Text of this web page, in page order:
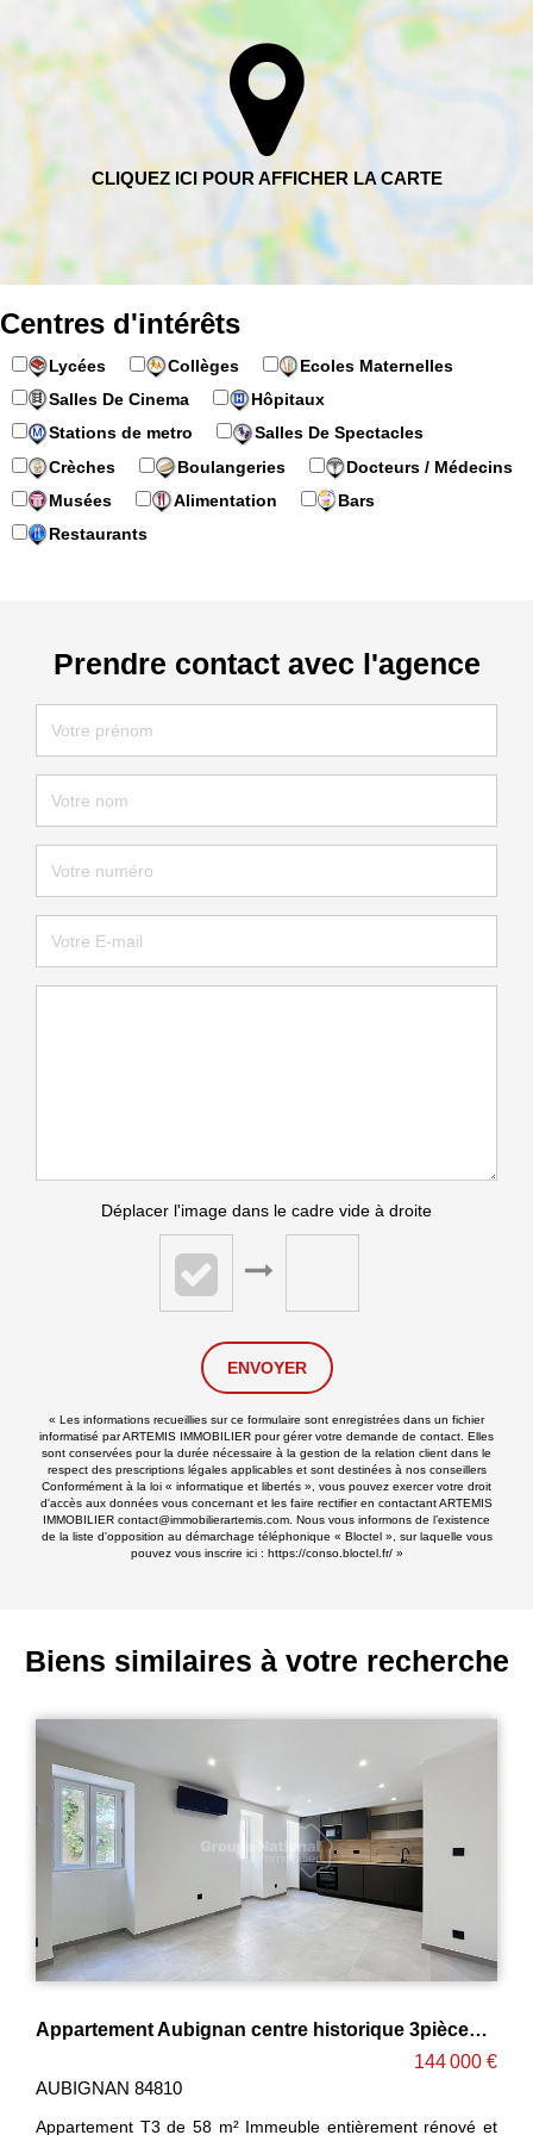
Centres d'intérêts
Lycées Collèges
Ecoles Maternelles
Salles De Cinema
Hôpitaux
Stations de metro
Salles De Spectacles
Crèches
Boulangeries
Docteurs / Médecins
Musées
Alimentation
Bars
Restaurants
Prendre contact avec l'agence
Déplacer l'image dans le cadre vide à droite
ENVOYER
« Les informations recueillies sur ce formulaire sont enregistrées dans un fichier
informatisé par ARTEMIS IMMOBILIER pour gérer votre demande de contact. Elles
sont conservées pour la durée nécessaire à la gestion de la relation client dans le
respect des prescriptions légales applicables et sont destinées à nos conseillers
Conformément à la loi « informatique et libertés », vous pouvez exercer votre droit
d'accès aux données vous concernant et les faire rectifier en contactant ARTEMIS
IMMOBILIER contact@immobilierartemis.com. Nous vous informons de l’existence
de la liste d'opposition au démarchage téléphonique « Bloctel », sur laquelle vous
pouvez vous inscrire ici : https://conso.bloctel.fr/»
Biens similaires à votre recherche
133 000 €
AUBIGNAN 84810
Appartement T2 de 46 m² entièrement rénové , achevé fin